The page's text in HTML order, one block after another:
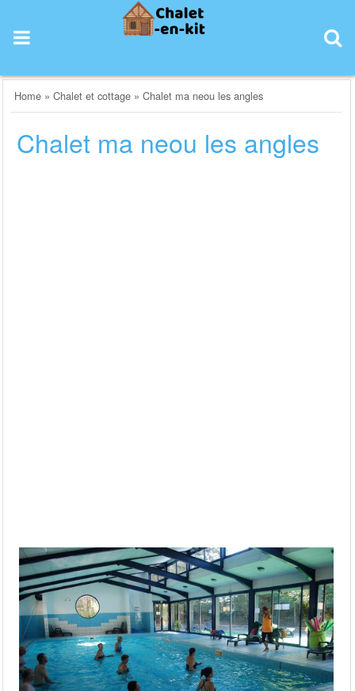
content
Home »Chalet et cottage »Chalet ma neou les angles
Chalet ma neou les angles